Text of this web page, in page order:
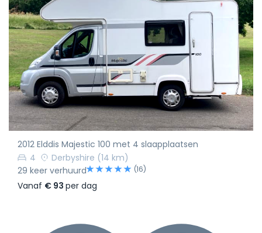
2012 Elddis Majestic 100 met 4 slaapplaatsen
4
Derbyshire (14 km)
29 keer verhuurd
(16)
Vanaf € 93 per dag